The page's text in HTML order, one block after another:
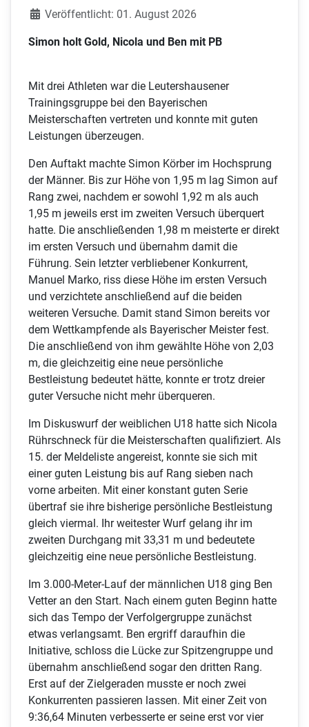
Veröffentlicht: 01. August 2026
Simon holt Gold, Nicola und Ben mit PB
Mit drei Athleten war die Leutershausener
Trainingsgruppe bei den Bayerischen
Meisterschaften vertreten und konnte mit guten
Leistungen überzeugen.
Den Auftakt machte Simon Körber im Hochsprung
der Männer. Bis zur Höhe von 1,95 m lag Simon auf
Rang zwei, nachdem er sowohl 1,92 m als auch
1,95 m jeweils erst im zweiten Versuch überquert
hatte. Die anschließenden 1,98 m meisterte er direkt
im ersten Versuch und übernahm damit die
Führung. Sein letzter verbliebener Konkurrent,
Manuel Marko, riss diese Höhe im ersten Versuch
und verzichtete anschließend auf die beiden
weiteren Versuche. Damit stand Simon bereits vor
dem Wettkampfende als Bayerischer Meister fest.
Die anschließend von ihm gewählte Höhe von 2,03
m, die gleichzeitig eine neue persönliche
Bestleistung bedeutet hätte, konnte er trotz dreier
guter Versuche nicht mehr überqueren.
Im Diskuswurf der weiblichen U18 hatte sich Nicola
Rührschneck für die Meisterschaften qualifiziert. Als
15. der Meldeliste angereist, konnte sie sich mit
einer guten Leistung bis auf Rang sieben nach
vorne arbeiten. Mit einer konstant guten Serie
übertraf sie ihre bisherige persönliche Bestleistung
gleich viermal. Ihr weitester Wurf gelang ihr im
zweiten Durchgang mit 33,31 m und bedeutete
gleichzeitig eine neue persönliche Bestleistung.
Im 3.000-Meter-Lauf der männlichen U18 ging Ben
Vetter an den Start. Nach einem guten Beginn hatte
sich das Tempo der Verfolgergruppe zunächst
etwas verlangsamt. Ben ergriff daraufhin die
Initiative, schloss die Lücke zur Spitzengruppe und
übernahm anschließend sogar den dritten Rang.
Erst auf der Zielgeraden musste er noch zwei
Konkurrenten passieren lassen. Mit einer Zeit von
9:36,64 Minuten verbesserte er seine erst vor vier